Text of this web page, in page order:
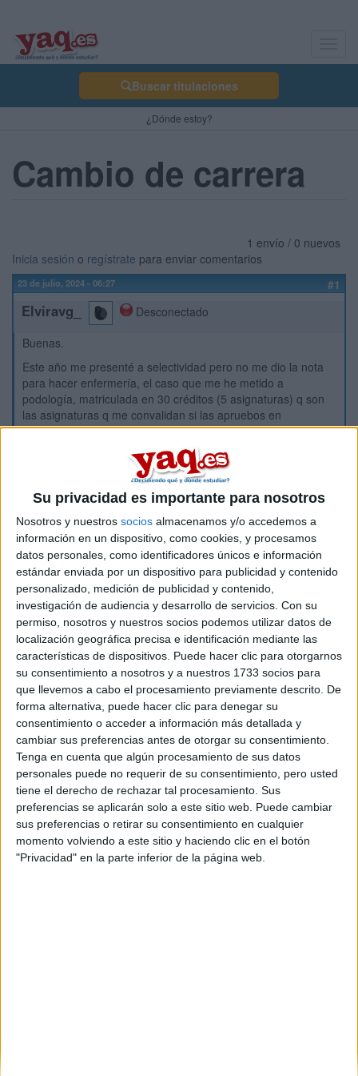
Su privacidad es importante para nosotros
Nosotros y nuestros socios almacenamos y/o accedemos a
información en un dispositivo, como cookies, y procesamos
datos personales, como identificadores únicos e información
estándar enviada por un dispositivo para publicidad y contenido
personalizado, medición de publicidad y contenido,
investigación de audiencia y desarrollo de servicios. Con su
permiso, nosotros y nuestros socios podemos utilizar datos de
localización geográfica precisa e identificación mediante las
características de dispositivos. Puede hacer clic para otorgarnos
su consentimiento a nosotros y a nuestros 1733 socios para
que llevemos a cabo el procesamiento previamente descrito. De
forma alternativa, puede hacer clic para denegar su
consentimiento o acceder a información más detallada y
cambiar sus preferencias antes de otorgar su consentimiento.
Tenga en cuenta que algún procesamiento de sus datos
personales puede no requerir de su consentimiento, pero usted
tiene el derecho de rechazar tal procesamiento. Sus
preferencias se aplicarán solo a este sitio web. Puede cambiar
sus preferencias o retirar su consentimiento en cualquier
momento volviendo a este sitio y haciendo clic en el botón
"Privacidad" en la parte inferior de la página web.
Buscar titulaciones
¿Dónde estoy?
Cambio de carrera
1 envío / 0 nuevos
Inicia sesión o regístrate para enviar comentarios
23 de julio, 2024 - 06:27 #1
Elviravg_
Desconectado
Buenas.
Este año me presenté a selectividad pero no me dio la nota
para hacer enfermería, el caso que me he metido a
podología, matriculada en 30 créditos (5 asignaturas) q son
las asignaturas q me convalidan si las apruebos en
enfermería.
Tengo q volve a ir a selectividad para poder tener si o si la
nota de corte, pero de mientras poes como q voy a ir
intentado quitar algunas asignaturas de las q me he
matriculado para luego si consigo obtener la nota de
selectividad y cambiar de carrera, poder aunque sea
convalidar alguna y ir con menos asignaturas en primero o
matricular de algunas de Segundo de enfermería.
Mi dudas es, tengo entendido que al hacer un cambio de
carrera, ya no recibo la beca mec en ese año de la carrera
nueva (1 de enfermeria), pero quería saber si los siguientes
años de la carrera podré tener la beca mec como siempre
gracias
Inicio
Etiquetas: La universidad - un mundo Podología